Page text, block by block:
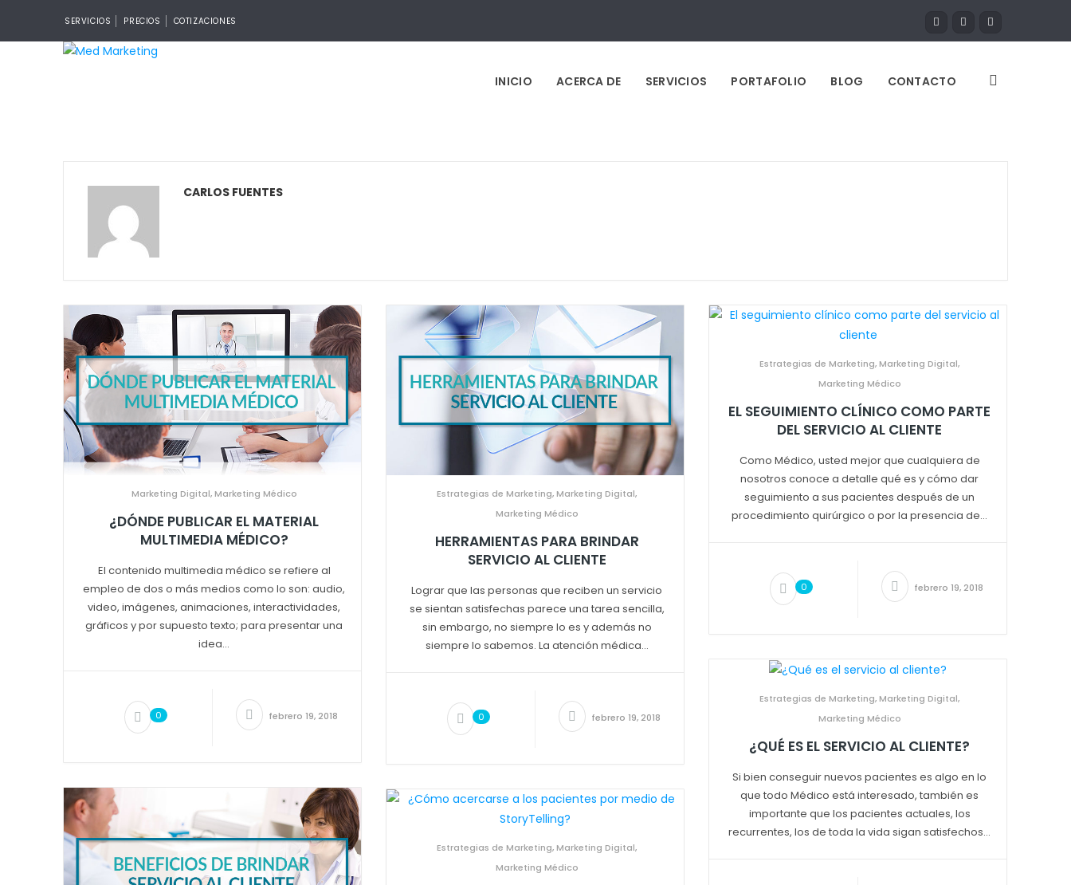
SERVICIOS PRECIOS COTIZACIONES
INICIO ACERCA DE SERVICIOS PORTAFOLIO BLOG CONTACTO
CARLOS FUENTES
Marketing Digital, Marketing Médico
¿DÓNDE PUBLICAR EL MATERIAL
MULTIMEDIA MÉDICO?
El contenido multimedia médico se refiere al
empleo de dos o más medios como lo son: audio,
video, imágenes, animaciones, interactividades,
gráficos y por supuesto texto; para presentar una
idea...
0 febrero 19, 2018
Estrategias de Marketing, Marketing Digital,
Marketing Médico
HERRAMIENTAS PARA BRINDAR
SERVICIO AL CLIENTE
Lograr que las personas que reciben un servicio
se sientan satisfechas parece una tarea sencilla,
sin embargo, no siempre lo es y además no
siempre lo sabemos. La atención médica...
0 febrero 19, 2018
Estrategias de Marketing, Marketing Digital,
Marketing Médico
EL SEGUIMIENTO CLÍNICO COMO PARTE
DEL SERVICIO AL CLIENTE
Como Médico, usted mejor que cualquiera de
nosotros conoce a detalle qué es y cómo dar
seguimiento a sus pacientes después de un
procedimiento quirúrgico o por la presencia de...
0 febrero 19, 2018
Estrategias de Marketing, Marketing Digital,
Marketing Médico
¿QUÉ ES EL SERVICIO AL CLIENTE?
Si bien conseguir nuevos pacientes es algo en lo
que todo Médico está interesado, también es
importante que los pacientes actuales, los
recurrentes, los de toda la vida sigan satisfechos...
Estrategias de Marketing, Marketing Digital,
Marketing Médico